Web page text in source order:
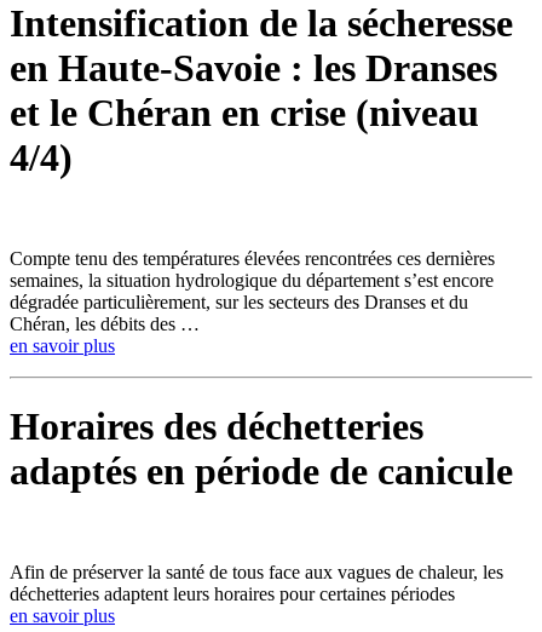
Intensification de la sécheresse
en Haute-Savoie : les Dranses
et le Chéran en crise (niveau
4/4)
Compte tenu des températures élevées rencontrées ces dernières
semaines, la situation hydrologique du département s’est encore
dégradée particulièrement, sur les secteurs des Dranses et du
Chéran, les débits des …
en savoir plus
Horaires des déchetteries
adaptés en période de canicule
Afin de préserver la santé de tous face aux vagues de chaleur, les
déchetteries adaptent leurs horaires pour certaines périodes
en savoir plus